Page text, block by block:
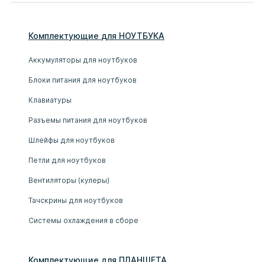
Комплектующие для НОУТБУКА
Аккумуляторы для ноутбуков
Блоки питания для ноутбуков
Клавиатуры
Разъемы питания для ноутбуков
Шлейфы для ноутбуков
Петли для ноутбуков
Вентиляторы (кулеры)
Тачскрины для ноутбуков
Системы охлаждения в сборе